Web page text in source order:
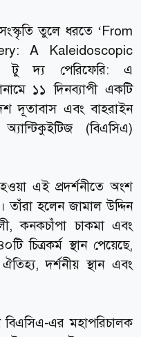
তুলে ধরতে ‘From
A Kaleidoscopic
টু দ্য পেরিফেরি: এ
১১ দিনব্যাপী একটি
দূতাবাস এবং বাহরাইন
(বিএসিএ)
এই প্রদর্শনীতে অংশ
তাঁরা হলেন জামাল উদ্দিন
কনকচাঁপা চাকমা এবং
চিত্রকর্ম স্থান পেয়েছে,
দর্শনীয় স্থান এবং
বিএসিএ-এর মহাপরিচালক